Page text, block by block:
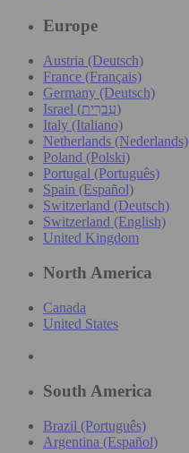
Europe
Austria (Deutsch)
France (Français)
Germany (Deutsch)
Israel (עִברִית)
Italy (Italiano)
Netherlands (Nederlands)
Poland (Polski)
Portugal (Português)
Spain (Español)
Switzerland (Deutsch)
Switzerland (English)
United Kingdom
North America
Canada
United States
South America
Brazil (Português)
Argentina (Español)